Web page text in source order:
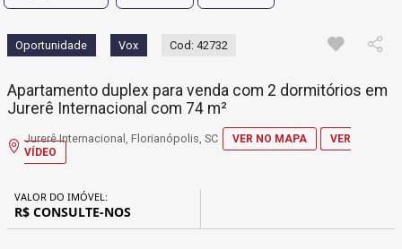
Oportunidade Vox Cod: 42732
Apartamento duplex para venda com 2 dormitórios em
Jurerê Internacional com 74 m²
Jurerê Internacional, Florianópolis, SC VER NO MAPA
VER
VÍDEO
VALOR DO IMÓVEL:
R$ CONSULTE-NOS